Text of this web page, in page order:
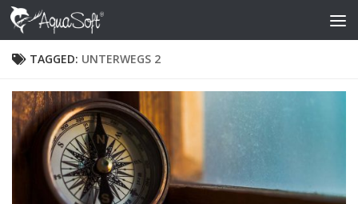
Skip to content
TAGGED: UNTERWEGS 2